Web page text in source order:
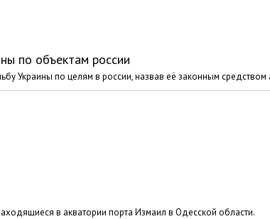
по объектам россии
Украины по целям в россии, назвав её законным средством
в акватории порта Измаил в Одесской области.